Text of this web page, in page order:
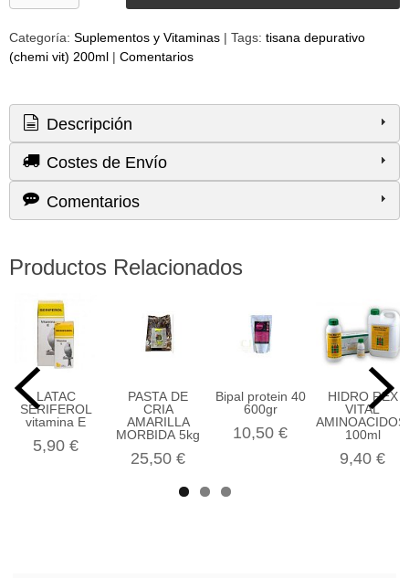
Categoría: Suplementos y Vitaminas | Tags: tisana depurativo
(chemi vit) 200ml | Comentarios
Descripción
Costes de Envío
Comentarios
Productos Relacionados
LATAC
SERIFEROL
vitamina E
5,90 €
PASTA DE
CRIA
AMARILLA
MORBIDA 5kg
25,50 €
Bipal protein 40
600gr
10,50 €
HIDRO REX
VITAL
AMINOACIDOS,
100ml
9,40 €